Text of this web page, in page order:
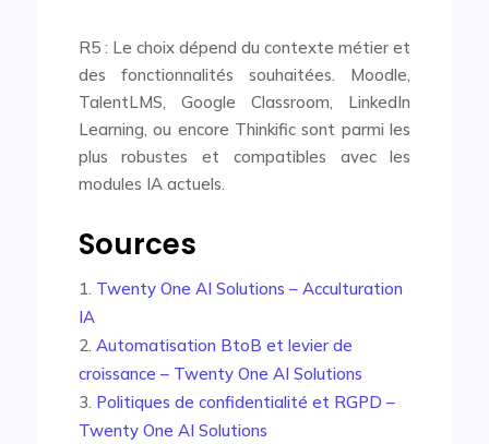
R5 : Le choix dépend du contexte métier et
des fonctionnalités souhaitées. Moodle,
TalentLMS, Google Classroom, LinkedIn
Learning, ou encore Thinkific sont parmi les
plus robustes et compatibles avec les
modules IA actuels.
Sources
Twenty One AI Solutions – Acculturation
IA
Automatisation BtoB et levier de
croissance – Twenty One AI Solutions
Politiques de confidentialité et RGPD –
Twenty One AI Solutions